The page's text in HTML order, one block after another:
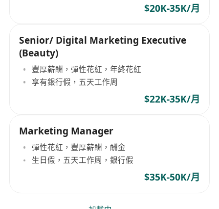
$20K-35K/月
Senior/ Digital Marketing Executive
(Beauty)
豐厚薪酬，彈性花紅，年終花紅
享有銀行假，五天工作周
$22K-35K/月
Marketing Manager
彈性花紅，豐厚薪酬，酬金
生日假，五天工作周，銀行假
$35K-50K/月